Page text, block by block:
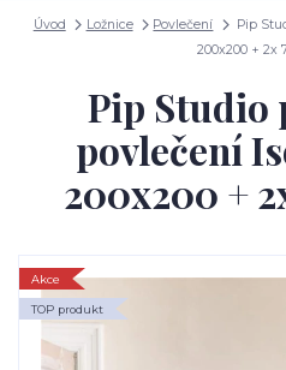
Úvod Ložnice Povlečení
Pip
200x200 + 2x
Pip Studio
povlečení
200x200 +
Akce
TOP produkt